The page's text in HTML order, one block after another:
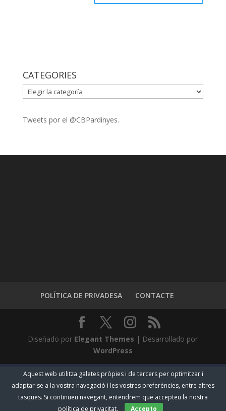
CATEGORIES
CATEGORIES
Tweets por el @CBPardinyes.
POLÍTICA DE PRIVADESA CONTACTE
Diseñado por Elegant Themes | Desarrollado por
WordPress
Aquest web utilitza galetes pròpies i de tercers per optimitzar i
adaptar-se a la vostra navegació i les vostres preferències, entre altres
tasques. Si continueu navegant, entendrem que accepteu la nostra
política de privacitat.
Accepto